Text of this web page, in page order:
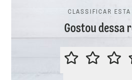
CLASSIFICAR ESTA
Gostou dessa